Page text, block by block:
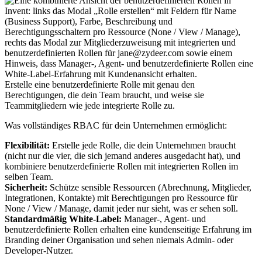
Erstelle eine benutzerdefinierte Rolle mit genau den
Berechtigungen, die dein Team braucht, und weise sie
Teammitgliedern wie jede integrierte Rolle zu.
Was vollständiges RBAC für dein Unternehmen ermöglicht:
Flexibilität: Erstelle jede Rolle, die dein Unternehmen braucht
(nicht nur die vier, die sich jemand anderes ausgedacht hat), und
kombiniere benutzerdefinierte Rollen mit integrierten Rollen im
selben Team.
Sicherheit: Schütze sensible Ressourcen (Abrechnung, Mitglieder,
Integrationen, Kontakte) mit Berechtigungen pro Ressource für
None / View / Manage, damit jeder nur sieht, was er sehen soll.
Standardmäßig White-Label: Manager-, Agent- und
benutzerdefinierte Rollen erhalten eine kundenseitige Erfahrung im
Branding deiner Organisation und sehen niemals Admin- oder
Developer-Nutzer.